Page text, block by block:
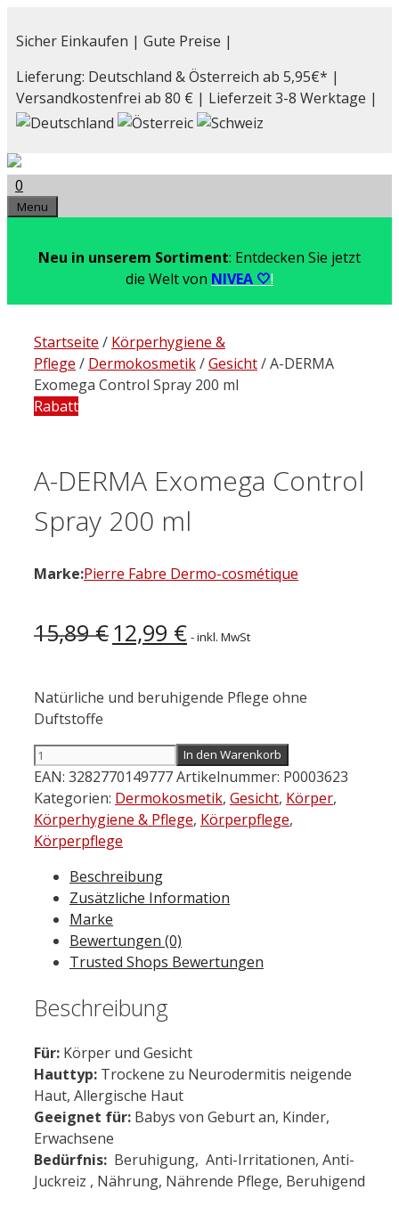
Inhalt
Sicher Einkaufen | Gute Preise |
Lieferung: Deutschland & Österreich ab 5,95€* |
Versandkostenfrei ab 80 € | Lieferzeit 3-8 Werktage |
0
Menu
Neu in unserem Sortiment: Entdecken Sie jetzt
die Welt von NIVEA 🤍!
Startseite / Körperhygiene &
Pflege / Dermokosmetik/Gesicht/ A-DERMA
Exomega Control Spray 200 ml
Rabatt
A-DERMA Exomega Control
Spray 200 ml
Marke:Pierre Fabre Dermo-cosmétique
15,89€ Ursprünglicher
Preis
15,89 €
12,99 €Aktueller
Preis
12,99 €.
- inkl. MwSt
Natürliche und beruhigende Pflege ohne
Duftstoffe
A-
DERMA
Exomega
Control
Spray
Menge
In den Warenkorb
EAN: 3282770149777Artikelnummer: P0003623
Kategorien: Dermokosmetik, Gesicht, Körper,
Körperhygiene & Pflege, Körperpflege,
Körperpflege
Beschreibung
Zusätzliche Information
Marke
Bewertungen (0)
Trusted Shops Bewertungen
Beschreibung
Für: Körper und Gesicht
Hauttyp: Trockene zu Neurodermitis neigende
Haut, Allergische Haut
Geeignet für: Babys von Geburt an, Kinder,
Erwachsene
Bedürfnis: Beruhigung, Anti-Irritationen, Anti-
Juckreiz , Nährung, Nährende Pflege, Beruhigend